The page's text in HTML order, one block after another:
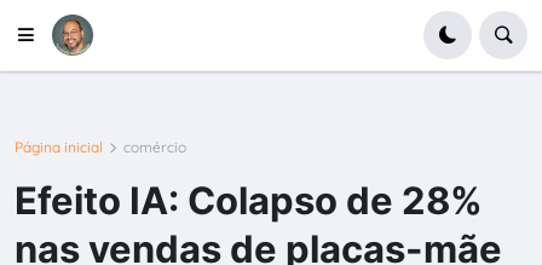
Página inicial comércio
Efeito IA: Colapso de 28%
nas vendas de placas-mãe